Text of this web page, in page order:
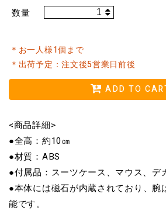
数量
＊お一人様1個まで
＊出荷予定：注文後5営業日前後
ADD TO
<商品詳細>
●全高：約10㎝
●材質：ABS
●付属品：スーツケース、マウス、デ
●本体には磁石が内蔵されており、腕
能です。